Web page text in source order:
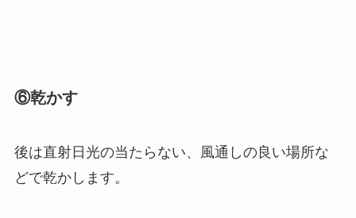
⑥乾かす
後は直射日光の当たらない、風通しの良い場所な
どで乾かします。